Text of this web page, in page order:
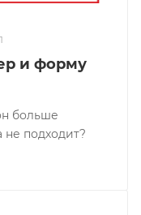
и форму
больше
подходит?